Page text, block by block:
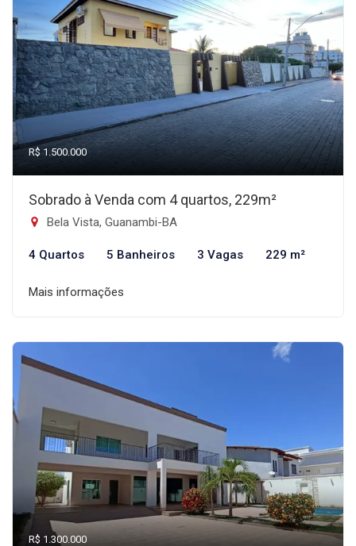
R$ 1.500.000
Sobrado à Venda com 4 quartos, 229m²
Bela Vista, Guanambi-BA
4 Quartos 5 Banheiros 3 Vagas 229 m²
Mais informações
R$ 1.300.000